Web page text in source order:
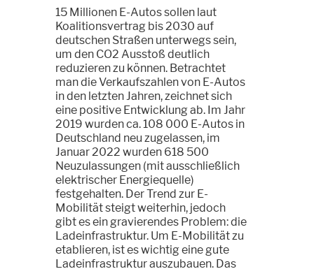
15 Millionen E-Autos sollen laut
Koalitionsvertrag bis 2030 auf
deutschen Straßen unterwegs sein,
um den CO2 Ausstoß deutlich
reduzieren zu können. Betrachtet
man die Verkaufszahlen von E-Autos
in den letzten Jahren, zeichnet sich
eine positive Entwicklung ab. Im Jahr
2019 wurden ca. 108 000 E-Autos in
Deutschland neu zugelassen, im
Januar 2022 wurden 618 500
Neuzulassungen (mit ausschließlich
elektrischer Energiequelle)
festgehalten. Der Trend zur E-
Mobilität steigt weiterhin, jedoch
gibt es ein gravierendes Problem: die
Ladeinfrastruktur. Um E-Mobilität zu
etablieren, ist es wichtig eine gute
Ladeinfrastruktur auszubauen. Das